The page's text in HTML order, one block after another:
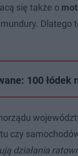
się także o
Dlatego
100
czy
działania